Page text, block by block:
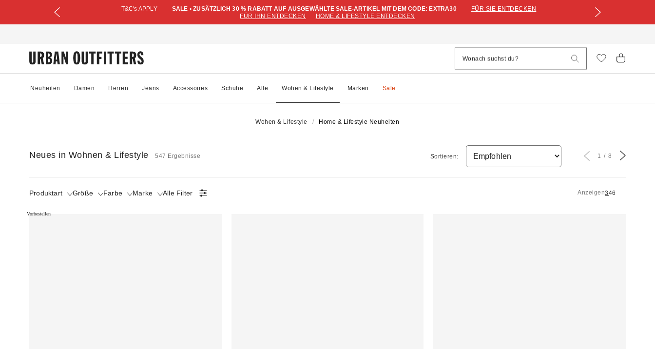
T&C's APPLY SALE • ZUSÄTZLICH 30 % RABATT AUF AUSGEWÄHLTE SALE-ARTIKEL MIT DEM CODE: EXTRA30
FÜR SIE ENTDECKEN
FÜR IHN ENTDECKEN
HOME & LIFESTYLE ENTDECKEN
Neuheiten Damen Herren Jeans Accessoires Schuhe Alle Wohen & Lifestyle Marken Sale
Wohen & Lifestyle Home & Lifestyle Neuheiten
Neues in Wohnen & Lifestyle 547 Ergebnisse
Produktart Größe Farbe Marke Alle Filter Anzeigen346
Sortieren: 1 8
Vorbestellen